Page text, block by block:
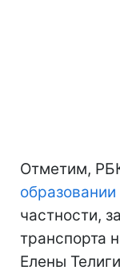
Отметим,
частности,
транспорта
Елены